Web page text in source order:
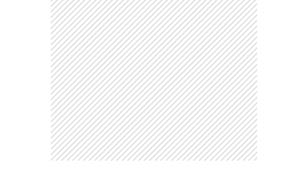
CARREGANDO PUBLICIDADE